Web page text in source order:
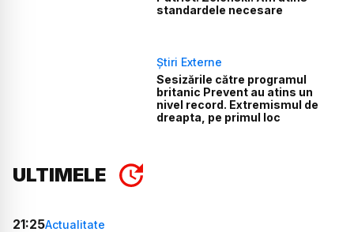
standardele necesare
Știri Externe
Sesizările către programul
britanic Prevent au atins un
nivel record. Extremismul de
dreapta, pe primul loc
ULTIMELE
21:25Actualitate